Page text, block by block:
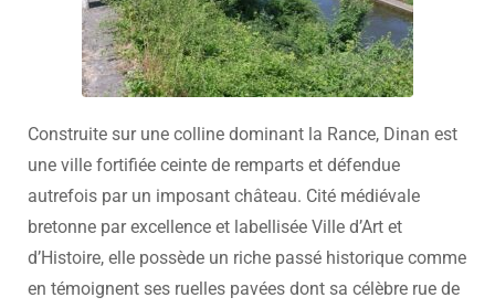
Construite sur une colline dominant la Rance, Dinan est
une ville fortifiée ceinte de remparts et défendue
autrefois par un imposant château. Cité médiévale
bretonne par excellence et labellisée Ville d’Art et
d’Histoire, elle possède un riche passé historique comme
en témoignent ses ruelles pavées dont sa célèbre rue de